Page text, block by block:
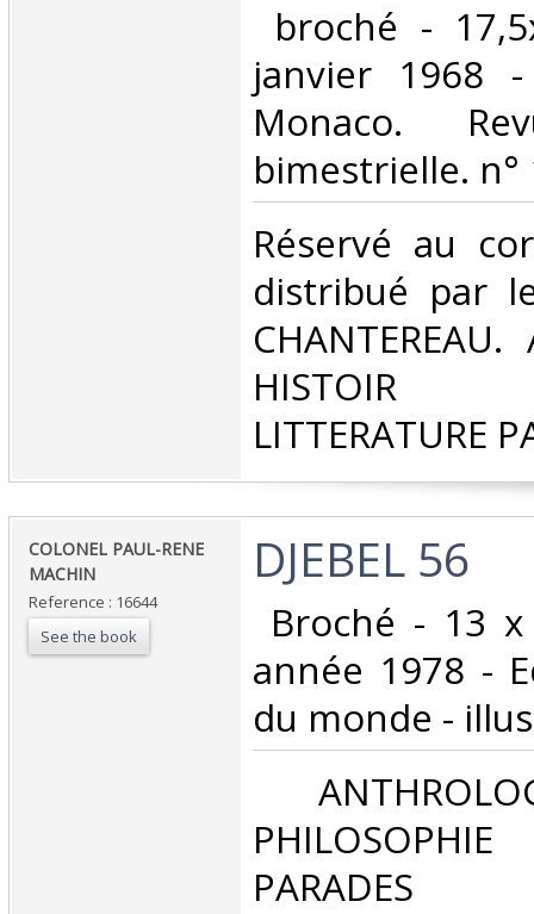
broché -
janvier 1968
Monaco.
bimestrielle. n°
‎Réservé au
distribué par
CHANTEREAU.
HISTOIR
LITTERATURE
‎COLONEL PAUL-RENE
MACHIN‎
Reference : 16644
See the book
‎DJEBEL 56‎
Broché - 13
année 1978 -
du monde -
PHILOSOPHIE
PARADES‎